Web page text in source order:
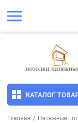
КАТАЛОГ
Главная / Натяжные